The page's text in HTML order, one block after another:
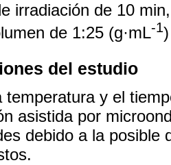
irradiación de 10
de 1:25 (g·mL-1
del estudio
temperatura y el
asistida por
debido a la posible